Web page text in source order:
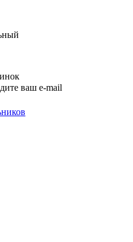
ваш e-mail